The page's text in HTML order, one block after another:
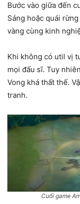
Bước vào giữa đến
Sáng hoặc quái
vàng cùng kinh
Khi không có util vị
mọi đấu sĩ. Tuy
Vong khá thất thế.
tranh.
Cuối game